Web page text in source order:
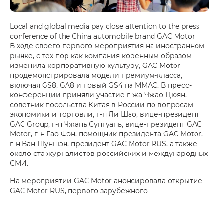
Local and global media pay close attention to the press
conference of the China automobile brand GAC Motor
В ходе своего первого мероприятия на иностранном
рынке, с тех пор как компания коренным образом
изменила корпоративную культуру, GAC Motor
продемонстрировала модели премиум-класса,
включая GS8, GA8 и новый GS4 на ММАС. В пресс-
конференции приняли участие г-жа Чжао Цюян,
советник посольства Китая в России по вопросам
экономики и торговли, г-н Ли Шао, вице-президент
GAC Group, г-н Чжань Сунгуань, вице-президент GAC
Motor, г-н Гао Фэн, помощник президента GAC Motor,
г-н Ван Шуншэн, президент GAC Motor RUS, а также
около ста журналистов российских и международных
СМИ.
На мероприятии GAC Motor анонсировала открытие
GAC Motor RUS, первого зарубежного